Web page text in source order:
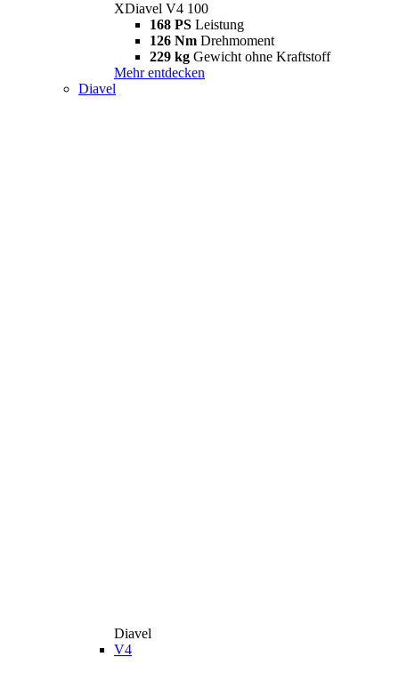
XDiavel V4 100
168 PS Leistung
126 Nm Drehmoment
229 kg Gewicht ohne Kraftstoff
Mehr entdecken
Diavel
Diavel
V4